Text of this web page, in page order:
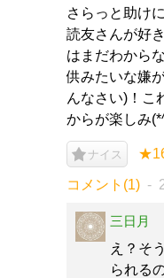
さらっと助け
読友さんが好
はまだわから
供みたいな嫌
んなさい)！こ
からが楽しみ
ナイス
コメント(1)
三日月
え？そ
られる